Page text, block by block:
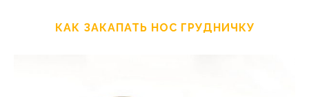
КАК ЗАКАПАТЬ НОС ГРУДНИЧКУ